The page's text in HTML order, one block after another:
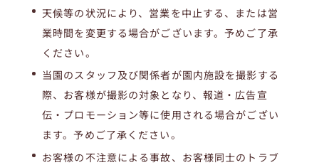
天候等の状況により、営業を中止する、または営
業時間を変更する場合がございます。予めご了承
ください。
当園のスタッフ及び関係者が園内施設を撮影する
際、お客様が撮影の対象となり、報道・広告宣
伝・プロモーション等に使用される場合がござい
ます。予めご了承ください。
お客様の不注意による事故、お客様同士のトラブ